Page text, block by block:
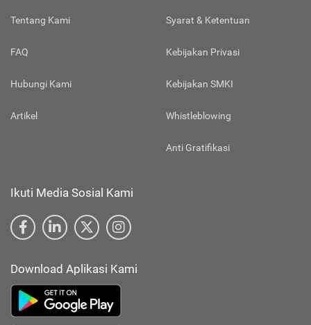
Tentang Kami
FAQ
Hubungi Kami
Artikel
Syarat & Ketentuan
Kebijakan Privasi
Kebijakan SMKI
Whistleblowing
Anti Gratifikasi
Ikuti Media Sosial Kami
Download Aplikasi Kami